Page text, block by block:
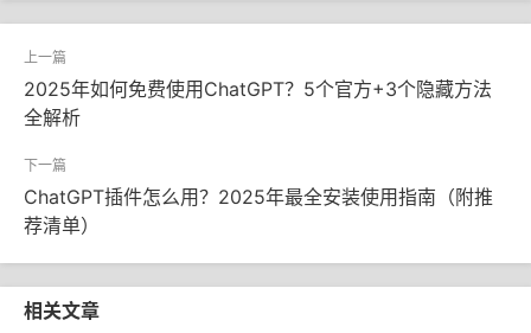
2025年如何免费使用ChatGPT？5个官方+3个隐藏方法
全解析
ChatGPT插件怎么用？2025年最全安装使用指南（附推
荐清单）
相关文章